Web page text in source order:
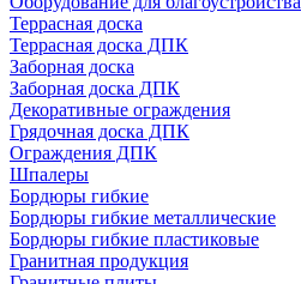
Террасная доска
Террасная доска ДПК
Заборная доска
Заборная доска ДПК
Декоративные ограждения
Грядочная доска ДПК
Ограждения ДПК
Шпалеры
Бордюры гибкие
Бордюры гибкие металлические
Бордюры гибкие пластиковые
Гранитная продукция